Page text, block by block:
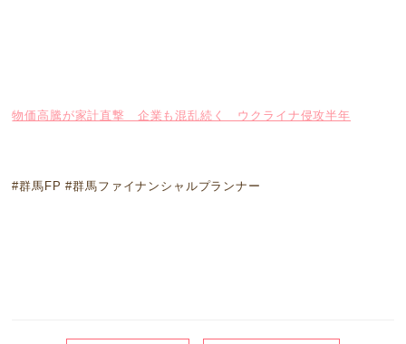
物価高騰が家計直撃 企業も混乱続く ウクライナ侵攻半年
#群馬FP #群馬ファイナンシャルプランナー